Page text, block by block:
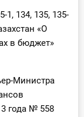
1, 134, 135, 135-
«О
в бюджет»
Министра
года № 558